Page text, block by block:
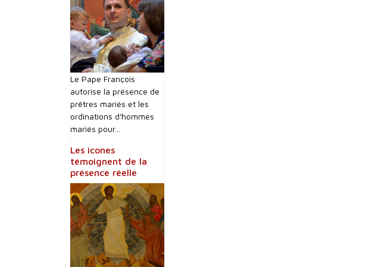
Le Pape François
autorise la présence de
prêtres mariés et les
ordinations d'hommes
mariés pour...
Les icones
témoignent de la
présence réelle